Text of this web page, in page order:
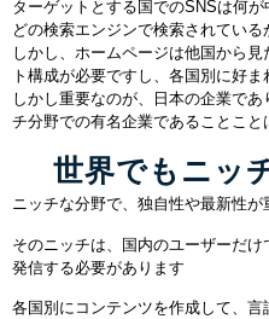
ターゲットとする国でのSNSは何が
どの検索エンジンで検索されている
しかし、ホームページは他国から
ト構成が必要ですし、各国別に好ま
しかし重要なのが、日本の企業で
チ分野での有名企業であることこと
世界でもニッ
ニッチな分野で、独自性や最新性が
そのニッチは、国内のユーザーだ
発信する必要があります
各国別にコンテンツを作成して、